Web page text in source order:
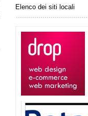
Elenco dei siti locali